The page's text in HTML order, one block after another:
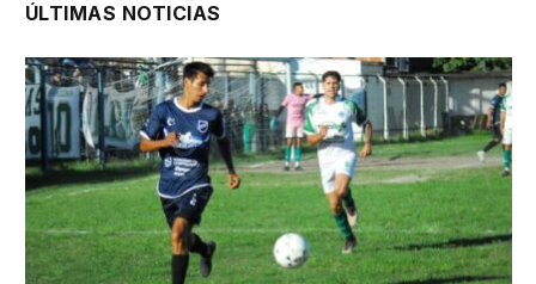
ÚLTIMAS NOTICIAS